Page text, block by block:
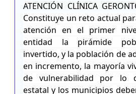
ATENCIÓN CLÍNICA
Constituye un reto actual
atención en el primer
entidad la pirámide
invertido, y la población de
en incremento, la mayoría
de vulnerabilidad por lo
estatal y los municipios